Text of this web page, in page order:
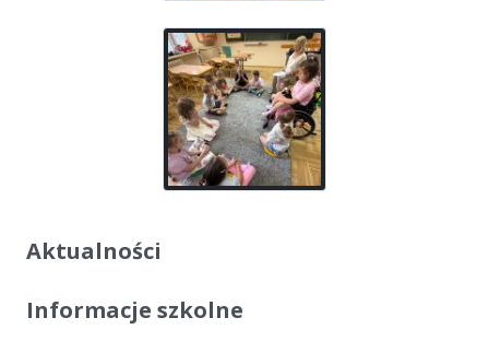
Aktualności
Informacje szkolne